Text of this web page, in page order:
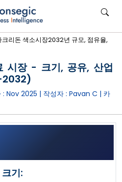
• 에너지 및 전력 • 식품 및 음료
• 사례 연구
크리돈 색소시장2032년 규모, 점유율,
장 - 크기, 공유, 산업
2032)
: Nov 2025 | 작성자 : Pavan C | 카
기: